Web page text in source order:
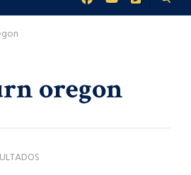
oregon